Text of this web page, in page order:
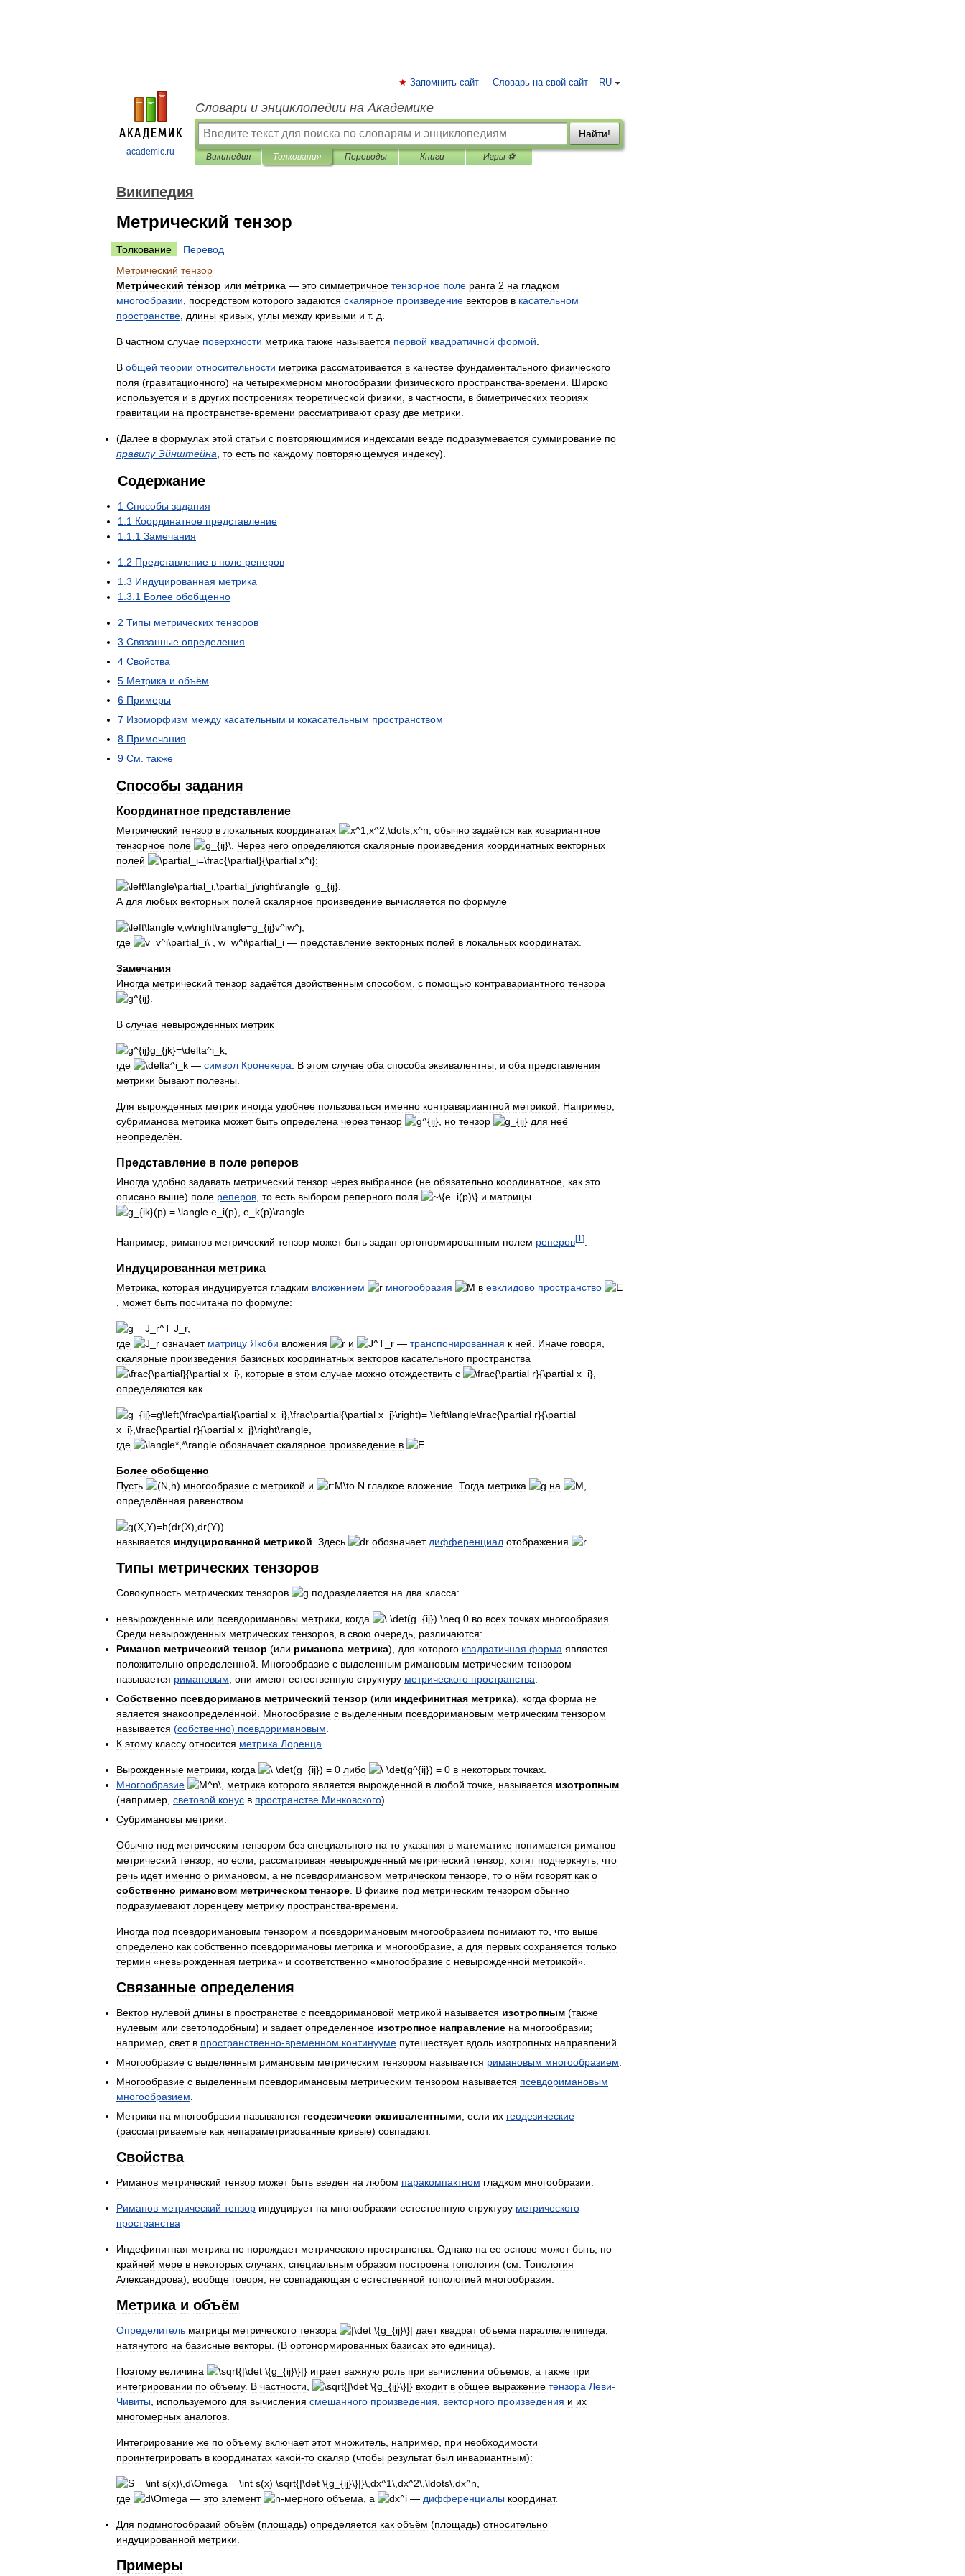
academic.ru
RU
Запомнить сайт Словарь на свой сайт
Словари и энциклопедии на Академике
Найти!
Википедия Толкования Переводы Книги Игры ⚽
Википедия
Метрический тензор
Толкование
Перевод
Метрический тензор
Метри́ческий те́нзор или ме́трика — это симметричное тензорное поле ранга 2 на гладком
многообразии
посредством которого задаются скалярное произведение векторов в касательном
пространстве длины кривых углы между кривыми и т. д
В частном случае поверхности метрика также называется первой квадратичной формой
В общей теории относительности метрика рассматривается в качестве фундаментального физического
поля (гравитационного) на четырехмерном многообразии физического пространства-времени
Широко
используется и в других построениях теоретической физики в частности в биметрических теориях
гравитации на пространстве-времени рассматривают сразу две метрики
(Далее в формулах этой статьи с повторяющимися индексами везде подразумевается суммирование по
правилу Эйнштейна то есть по каждому повторяющемуся индексу).
Содержание
1 Способы задания
1 1 Координатное представление
1 1 1 Замечания
1 2 Представление в поле реперов
1 3 Индуцированная метрика
1 3 1 Более обобщенно
2 Типы метрических тензоров
3 Связанные определения
4 Свойства
5 Метрика и объём
6 Примеры
7 Изоморфизм между касательным и кокасательным пространством
8 Примечания
9 См также
Способы задания
Координатное представление
Метрический тензор в локальных координатах обычно задаётся как ковариантное
тензорное поле Через него определяются скалярные произведения координатных векторных
полей
:
А для любых векторных полей скалярное произведение вычисляется по формуле
где
— представление векторных полей в локальных координатах
Замечания
Иногда метрический тензор задаётся двойственным способом с помощью контравариантного тензора
В случае невырожденных метрик
где — символ Кронекера В этом случае оба способа эквивалентны и оба представления
метрики бывают полезны
Для вырожденных метрик иногда удобнее пользоваться именно контравариантной метрикой Например
субриманова метрика может быть определена через тензор но тензор для неё
неопределён
Представление в поле реперов
Иногда удобно задавать метрический тензор через выбранное (не обязательно координатное как это
описано выше) поле реперов то есть выбором реперного поля и матрицы
Например риманов метрический тензор может быть задан ортонормированным полем реперов[1 ]
Индуцированная метрика
Метрика которая индуцируется гладким вложением многообразия в евклидово пространство
может быть посчитана по формуле:
где означает матрицу Якоби вложения и — транспонированная к ней Иначе говоря
скалярные произведения базисных координатных векторов касательного пространства
которые в этом случае можно отождествить с
определяются как
где обозначает скалярное произведение в
Более обобщенно
Пусть
многообразие с метрикой и гладкое вложение Тогда метрика на
определённая равенством
называется индуцированной метрикой Здесь обозначает дифференциал отображения
Типы метрических тензоров
Совокупность метрических тензоров подразделяется на два класса:
невырожденные или псевдоримановы метрики когда во всех точках многообразия
Среди невырожденных метрических тензоров в свою очередь различаются:
Риманов метрический тензор (или риманова метрика), для которого квадратичная форма является
положительно определенной Многообразие с выделенным римановым метрическим тензором
называется римановым они имеют естественную структуру метрического пространства
Собственно псевдориманов метрический тензор (или индефинитная метрика), когда форма не
является знакоопределённой Многообразие с выделенным псевдоримановым метрическим тензором
называется (собственно) псевдоримановым
К этому классу относится метрика Лоренца
Вырожденные метрики когда либо в некоторых точках
Многообразие
метрика которого является вырожденной в любой точке называется изотропным
(например световой конус в пространстве Минковского).
Субримановы метрики
Обычно под метрическим тензором без специального на то указания в математике понимается риманов
метрический тензор; но если рассматривая невырожденный метрический тензор хотят подчеркнуть что
речь идет именно о римановом а не псевдоримановом метрическом тензоре то о нём говорят как о
собственно римановом метрическом тензоре В физике под метрическим тензором обычно
подразумевают лоренцеву метрику пространства-времени
Иногда под псевдоримановым тензором и псевдоримановым многообразием понимают то что выше
определено как собственно псевдоримановы метрика и многообразие а для первых сохраняется только
термин «невырожденная метрика» и соответственно «многообразие с невырожденной метрикой».
Связанные определения
Вектор нулевой длины в пространстве с псевдоримановой метрикой называется изотропным (также
нулевым или светоподобным) и задает определенное изотропное направление на многообразии;
например свет в пространственно-временном континууме путешествует вдоль изотропных направлений
Многообразие с выделенным римановым метрическим тензором называется римановым многообразием
Многообразие с выделенным псевдоримановым метрическим тензором называется псевдоримановым
многообразием
Метрики на многообразии называются геодезически эквивалентными если их геодезические
(рассматриваемые как непараметризованные кривые) совпадают.
Свойства
Риманов метрический тензор может быть введен на любом паракомпактном гладком многообразии
Риманов метрический тензор индуцирует на многообразии естественную структуру метрического
пространства
Индефинитная метрика не порождает метрического пространства Однако на ее основе может быть по
крайней мере в некоторых случаях специальным образом построена топология (см Топология
Александрова), вообще говоря не совпадающая с естественной топологией многообразия
Метрика и объём
Определитель матрицы метрического тензора дает квадрат объема параллелепипеда
натянутого на базисные векторы . (В ортонормированных базисах это единица).
Поэтому величина играет важную роль при вычислении объемов а также при
интегрировании по объему. В частности входит в общее выражение тензора Леви-
Чивиты
используемого для вычисления смешанного произведения векторного произведения и их
многомерных аналогов
Интегрирование же по объему включает этот множитель например при необходимости
проинтегрировать в координатах какой-то скаляр (чтобы результат был инвариантным):
где — это элемент -мерного объема а — дифференциалы координат.
Для подмногообразий объём (площадь) определяется как объём (площадь) относительно
индуцированной метрики
Примеры